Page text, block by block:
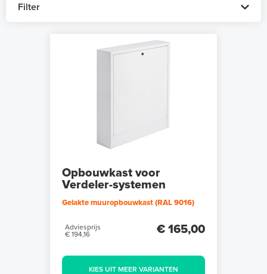
Filter
Opbouwkast voor
Verdeler-systemen
Gelakte muuropbouwkast (RAL 9016)
Adviesprijs
€ 194,16
€ 165,00
KIES UIT MEER VARIANTEN